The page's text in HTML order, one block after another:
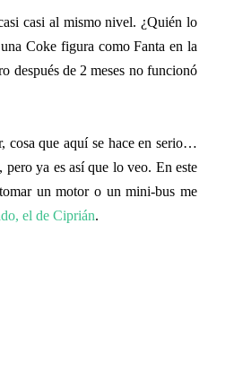
casi al mismo nivel. ¿Quién lo
Coke figura como Fanta en la
después de 2 meses no funcionó
cosa que aquí se hace en serio…
ya es así que lo veo. En este
un motor o un mini-bus me
el de Ciprián.